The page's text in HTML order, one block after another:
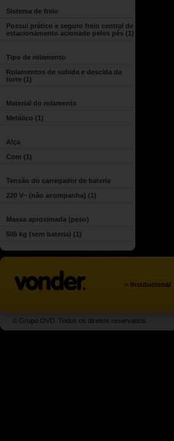
Sistema de freio
Possui prático e seguro freio central de
estacionamento acionado pelos pés (1)
Tipo de rolamento
Rolamentos de subida e descida da
torre (1)
Material do rolamento
Metálico (1)
Alça
Com (1)
Tensão do carregador de bateria
220 V~ (não acompanha) (1)
Massa aproximada (peso)
505 kg (sem bateria) (1)
» Institucional
© Grupo OVD. Todos os direitos reservados.